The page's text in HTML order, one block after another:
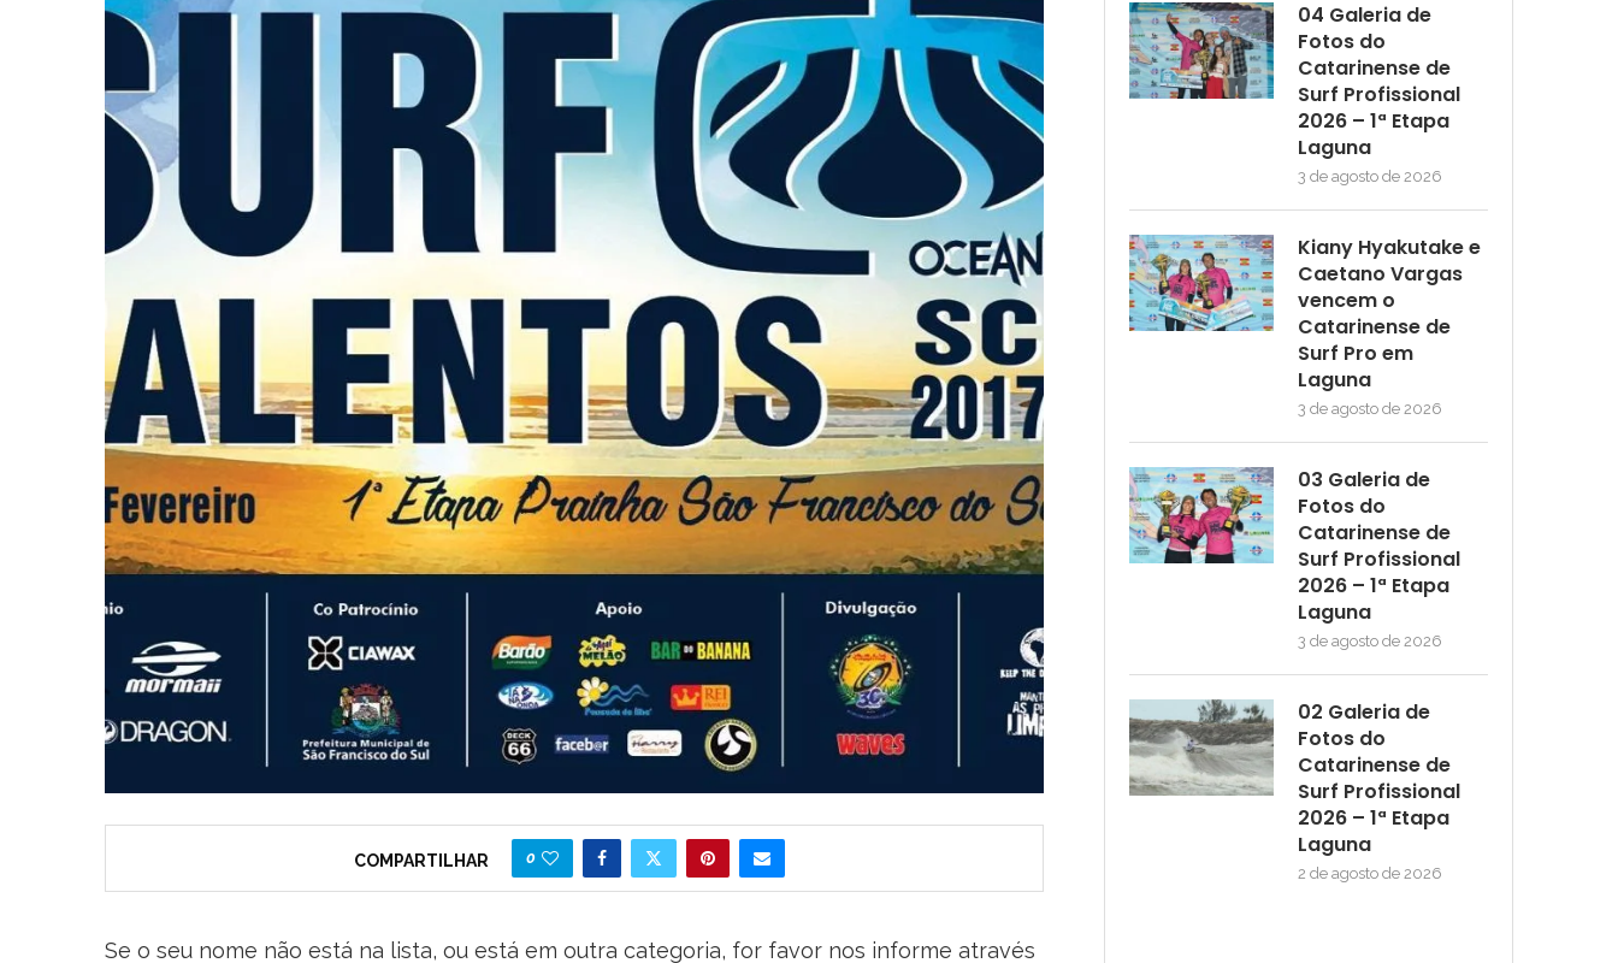
COMPARTILHAR 0
Se o seu nome não está na lista, ou está em outra categoria, for favor nos informe através
04 Galeria de
Fotos do
Catarinense de
Surf Profissional
2026 – 1ª Etapa
Laguna
3 de agosto de 2026
Kiany Hyakutake e
Caetano Vargas
vencem o
Catarinense de
Surf Pro em
Laguna
3 de agosto de 2026
03 Galeria de
Fotos do
Catarinense de
Surf Profissional
2026 – 1ª Etapa
Laguna
3 de agosto de 2026
02 Galeria de
Fotos do
Catarinense de
Surf Profissional
2026 – 1ª Etapa
Laguna
2 de agosto de 2026